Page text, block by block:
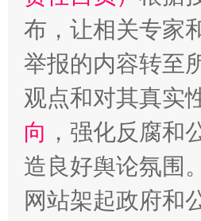
布，让相关专家
举报的内容转至
观点和对其真实
向 ，强化反腐
造良好舆论氛围
网站架起政府和